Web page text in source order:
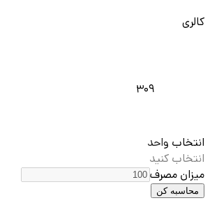
کالری
309
انتخاب واحد
انتخاب کنید
میزان مصرف
محاسبه کن